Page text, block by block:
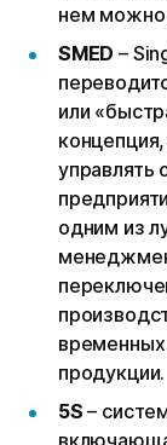
нем можно
SMED–
или
управлять
одним из
временных
продукции.
5S–